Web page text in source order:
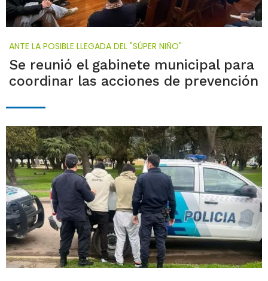
ANTE LA POSIBLE LLEGADA DEL "SÚPER NIÑO"
Se reunió el gabinete municipal para
coordinar las acciones de prevención